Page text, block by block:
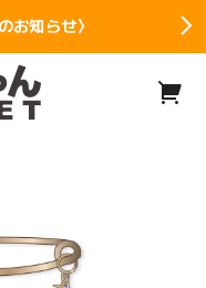
お知らせ〉